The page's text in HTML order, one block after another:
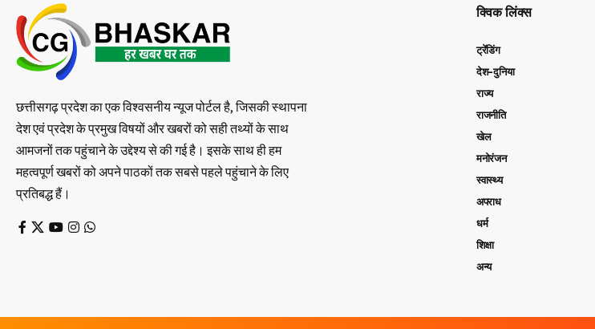
छत्तीसगढ़ प्रदेश का एक विश्वसनीय न्यूज पोर्टल है, जिसकी स्थापना
देश एवं प्रदेश के प्रमुख विषयों और खबरों को सही तथ्यों के साथ
आमजनों तक पहुंचाने के उद्देश्य से की गई है। इसके साथ ही हम
महत्वपूर्ण खबरों को अपने पाठकों तक सबसे पहले पहुंचाने के लिए
प्रतिबद्ध हैं।
क्विक लिंक्स
ट्रेंडिंग
देश-दुनिया
राज्य
राजनीति
खेल
मनोरंजन
स्वास्थ्य
अपराध
धर्म
शिक्षा
अन्य